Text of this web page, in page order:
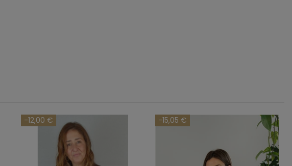
-12,00 € -15,05 €